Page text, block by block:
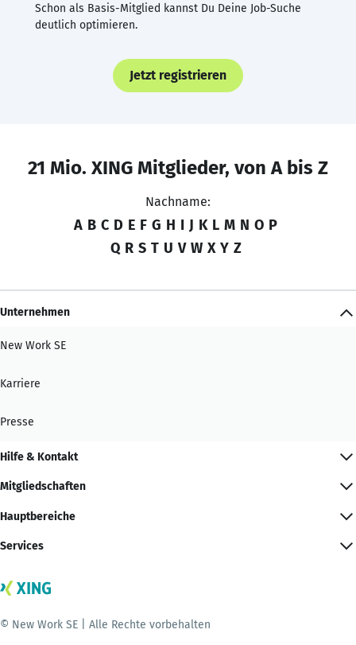
Schon als Basis-Mitglied kannst Du Deine Job-Suche
deutlich optimieren.
Jetzt registrieren
21 Mio. XING Mitglieder, von A bis Z
Nachname:
A B C D E F G H I J K L M N O P
Q R S T U V W X Y Z
Unternehmen
New Work SE
Karriere
Presse
Hilfe & Kontakt
Mitgliedschaften
Hauptbereiche
Services
© New Work SE | Alle Rechte vorbehalten